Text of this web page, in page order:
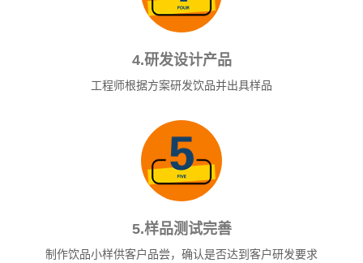
4.研发设计产品
工程师根据方案研发饮品并出具样品
5.样品测试完善
制作饮品小样供客户品尝，确认是否达到客户研发要求